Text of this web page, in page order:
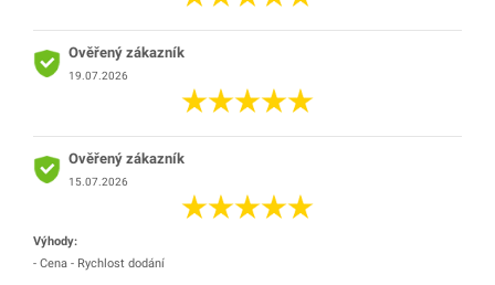
Ověřený zákazník
19.07.2026
Ověřený zákazník
15.07.2026
Výhody:
- Cena - Rychlost dodání